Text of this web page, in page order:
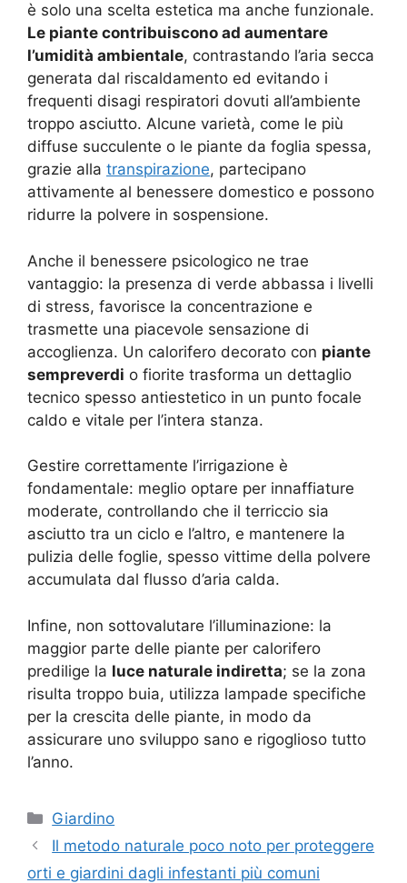
è solo una scelta estetica ma anche funzionale.
Le piante contribuiscono ad aumentare
l’umidità ambientale, contrastando l’aria secca
generata dal riscaldamento ed evitando i
frequenti disagi respiratori dovuti all’ambiente
troppo asciutto. Alcune varietà, come le più
diffuse succulente o le piante da foglia spessa,
grazie alla transpirazione, partecipano
attivamente al benessere domestico e possono
ridurre la polvere in sospensione.
Anche il benessere psicologico ne trae
vantaggio: la presenza di verde abbassa i livelli
di stress, favorisce la concentrazione e
trasmette una piacevole sensazione di
accoglienza. Un calorifero decorato con piante
sempreverdi o fiorite trasforma un dettaglio
tecnico spesso antiestetico in un punto focale
caldo e vitale per l’intera stanza.
Gestire correttamente l’irrigazione è
fondamentale: meglio optare per innaffiature
moderate, controllando che il terriccio sia
asciutto tra un ciclo e l’altro, e mantenere la
pulizia delle foglie, spesso vittime della polvere
accumulata dal flusso d’aria calda.
Infine, non sottovalutare l’illuminazione: la
maggior parte delle piante per calorifero
predilige la luce naturale indiretta; se la zona
risulta troppo buia, utilizza lampade specifiche
per la crescita delle piante, in modo da
assicurare uno sviluppo sano e rigoglioso tutto
l’anno.
Categorie
Giardino
Il metodo naturale poco noto per proteggere
orti e giardini dagli infestanti più comuni